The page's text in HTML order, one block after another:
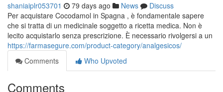
shaniaiplr053701 79 days ago News
Discuss
Per acquistare Cocodamol in Spagna , è fondamentale sapere
che si tratta di un medicinale soggetto a ricetta medica. Non è
lecito acquistarlo senza prescrizione. È necessario rivolgersi a un
https://farmasegure.com/product-category/analgesicos/
Comments
Who Upvoted
Comments